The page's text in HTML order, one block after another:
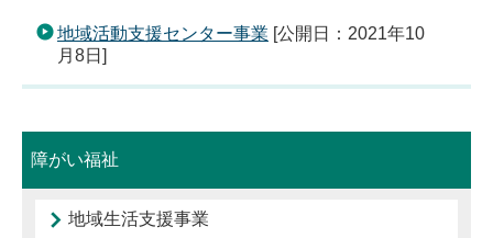
地域活動支援センター事業 [公開日：2021年10
月8日]
障がい福祉
地域生活支援事業